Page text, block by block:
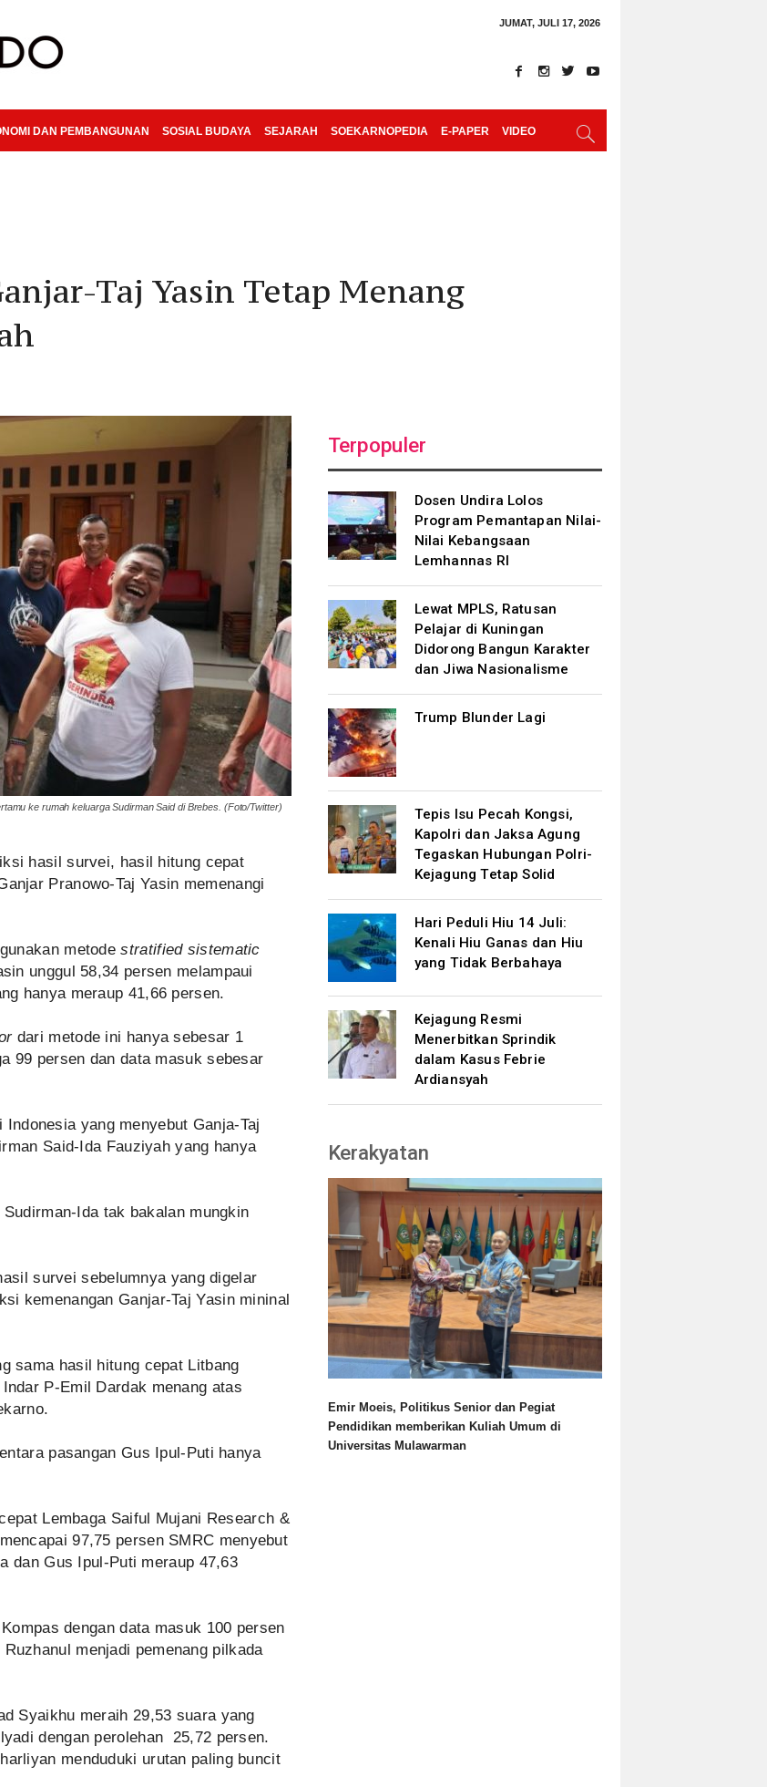
JUMAT, JULI 17, 2026
DAN PEMBANGUNAN SOSIAL BUDAYA SEJARAH SOEKARNOPEDIA E-PAPER VIDEO
Taj Yasin Tetap Menang
ke rumah keluarga Sudirman Said di Brebes. (Foto/Twitter)
hasil survei, hasil hitung cepat
Pranowo-Taj Yasin memenangi
metodestratified sistematic
unggul 58,34 persen melampaui
hanya meraup 41,66 persen.
dari metode ini hanya sebesar 1
99 persen dan data masuk sebesar
yang menyebut Ganja-Taj
Said-Ida Fauziyah yang hanya
Ida tak bakalan mungkin
survei sebelumnya yang digelar
kemenangan Ganjar-Taj Yasin mininal
sama hasil hitung cepat Litbang
P-Emil Dardak menang atas
pasangan Gus Ipul-Puti hanya
Lembaga Saiful Mujani Research &
97,75 persen SMRC menyebut
dan Gus Ipul-Puti meraup 47,63
dengan data masuk 100 persen
menjadi pemenang pilkada
Syaikhu meraih 29,53 suara yang
dengan perolehan 25,72 persen.
menduduki urutan paling buncit
Terpopuler
Dosen Undira Lolos
Program Pemantapan Nilai-
Nilai Kebangsaan
Lemhannas RI
Lewat MPLS, Ratusan
Pelajar di Kuningan
Didorong Bangun Karakter
dan Jiwa Nasionalisme
Trump Blunder Lagi
Tepis Isu Pecah Kongsi,
Kapolri dan Jaksa Agung
Tegaskan Hubungan Polri-
Kejagung Tetap Solid
Hari Peduli Hiu 14 Juli:
Kenali Hiu Ganas dan Hiu
yang Tidak Berbahaya
Kejagung Resmi
Menerbitkan Sprindik
dalam Kasus Febrie
Ardiansyah
Kerakyatan
Emir Moeis, Politikus Senior dan Pegiat
Pendidikan memberikan Kuliah Umum di
Universitas Mulawarman